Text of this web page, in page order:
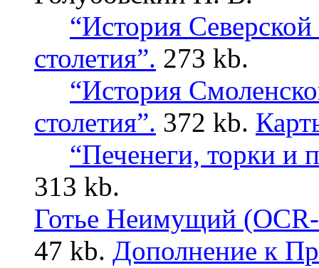
“История
столетия”. 273 kb.
“История
столетия”. 372 kb.
“Печенеги, торки и
313 kb.
Готье Неимущий
47 kb. Дополнение к